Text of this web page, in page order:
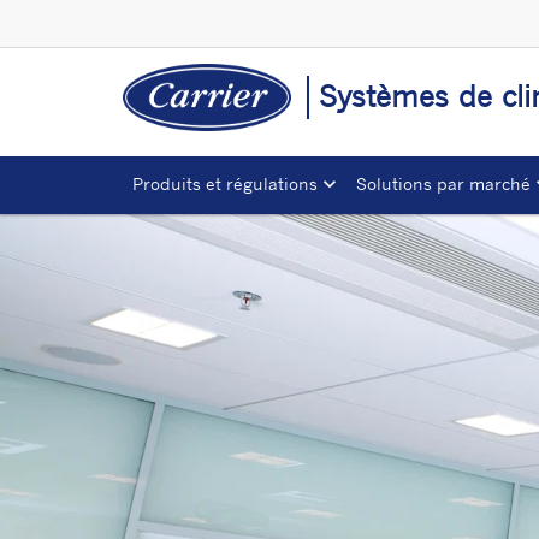
Systèmes de
Produits et régulations Solutions par marché